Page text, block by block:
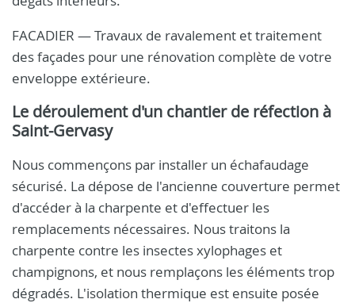
FACADIER — Travaux de ravalement et traitement
des façades pour une rénovation complète de votre
enveloppe extérieure.
Le déroulement d'un chantier de réfection à
Saint-Gervasy
Nous commençons par installer un échafaudage
sécurisé. La dépose de l'ancienne couverture permet
d'accéder à la charpente et d'effectuer les
remplacements nécessaires. Nous traitons la
charpente contre les insectes xylophages et
champignons, et nous remplaçons les éléments trop
dégradés. L'isolation thermique est ensuite posée